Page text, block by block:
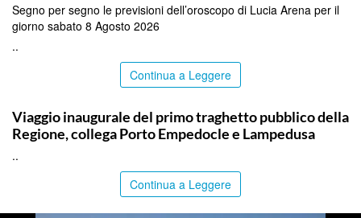
Segno per segno le previsioni dell’oroscopo di Lucia Arena per il
giorno sabato 8 Agosto 2026
..
Continua a Leggere
Viaggio inaugurale del primo traghetto pubblico della
Regione, collega Porto Empedocle e Lampedusa
..
Continua a Leggere